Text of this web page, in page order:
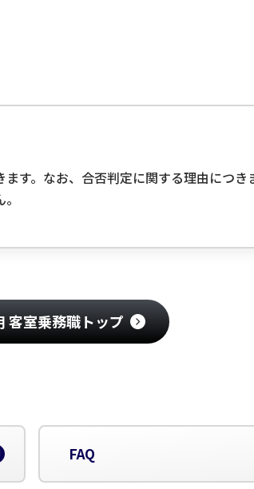
す。なお、合否判定に関する理由につ
客室乗務職トップ
FAQ